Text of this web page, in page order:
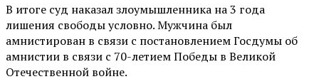
В итоге суд наказал злоумышленника на 3 года
лишения свободы условно. Мужчина был
амнистирован в связи с постановлением Госдумы об
амнистии в связи с 70-летием Победы в Великой
Отечественной войне.